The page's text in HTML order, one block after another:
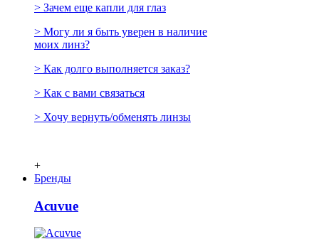
> Зачем еще капли для глаз
> Могу ли я быть уверен в наличие
моих линз?
> Как долго выполняется заказ?
> Как с вами связаться
> Хочу вернуть/обменять линзы
+
Бренды
Acuvue